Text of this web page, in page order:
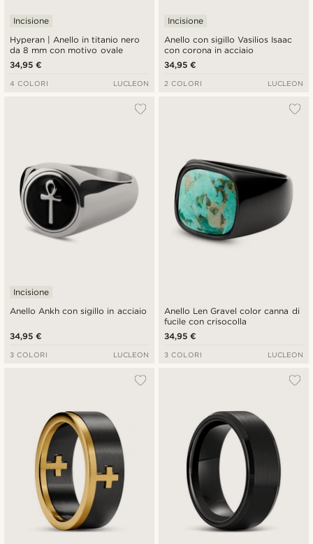
Hyperan | Anello in titanio nero
da 8 mm con motivo ovale
Incisione
34,95 €
4 COLORI LUCLEON
Anello con sigillo Vasilios Isaac
con corona in acciaio
Incisione
34,95 €
2 COLORI LUCLEON
Anello Ankh con sigillo in acciaio
Incisione
34,95 €
3 COLORI LUCLEON
Anello Len Gravel color canna di
fucile con crisocolla
34,95 €
3 COLORI LUCLEON